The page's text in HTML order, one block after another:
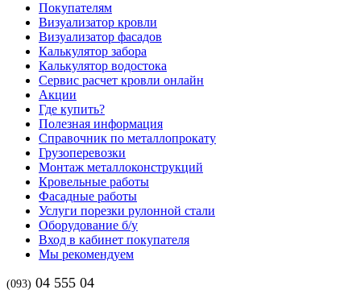
Покупателям
Визуализатор кровли
Визуализатор фасадов
Калькулятор забора
Калькулятор водостока
Сервис расчет кровли онлайн
Акции
Где купить?
Полезная информация
Справочник по металлопрокату
Грузоперевозки
Монтаж металлоконструкций
Кровельные работы
Фасадные работы
Услуги порезки рулонной стали
Оборудование б/у
Вход в кабинет покупателя
Мы рекомендуем
(093) 04 555 04